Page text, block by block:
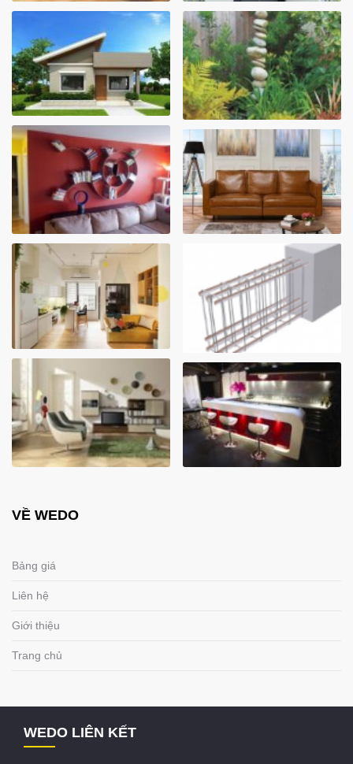
VỀ WEDO
Bảng giá
Liên hệ
Giới thiệu
Trang chủ
WEDO LIÊN KẾT